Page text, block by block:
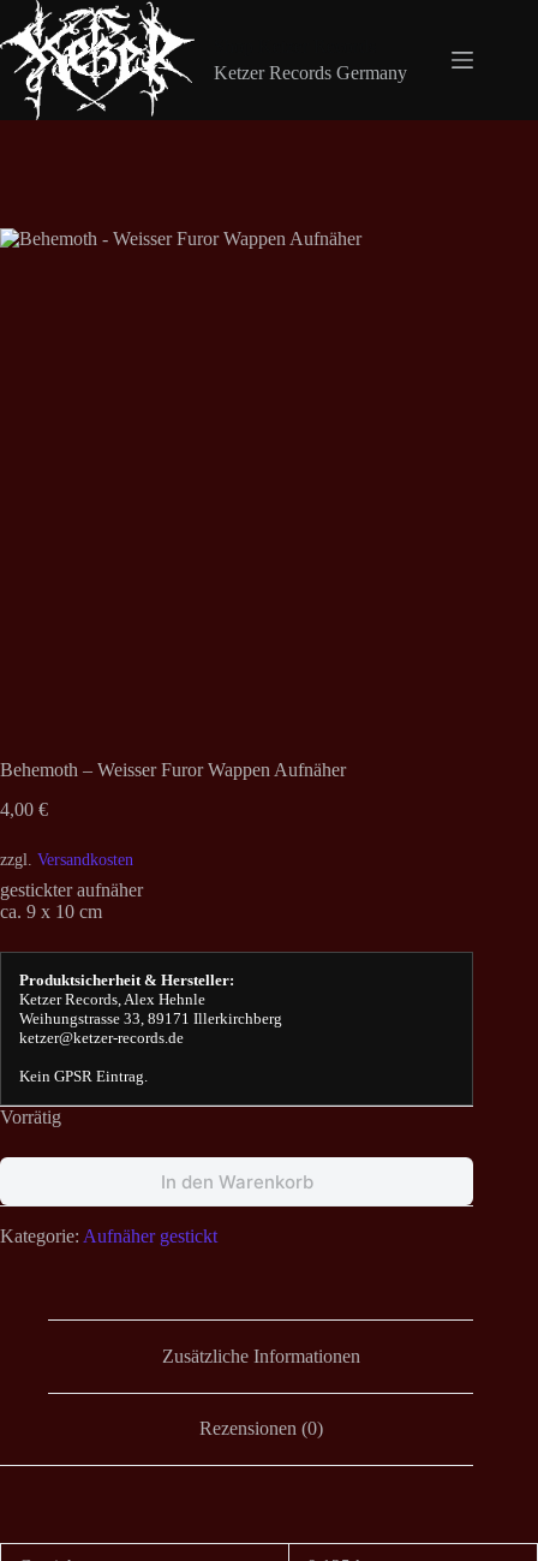
Inhalt
springen
Ketzer Records Germany
Behemoth – Weisser Furor Wappen Aufnäher
4,00 €
zzgl. Versandkosten
gestickter aufnäher
ca. 9 x 10 cm
Produktsicherheit & Hersteller:
Ketzer Records, Alex Hehnle
Weihungstrasse 33, 89171 Illerkirchberg
ketzer@ketzer-records.de
Kein GPSR Eintrag.
Vorrätig
In den Warenkorb
Kategorie: Aufnäher gestickt
Zusätzliche Informationen
Rezensionen (0)